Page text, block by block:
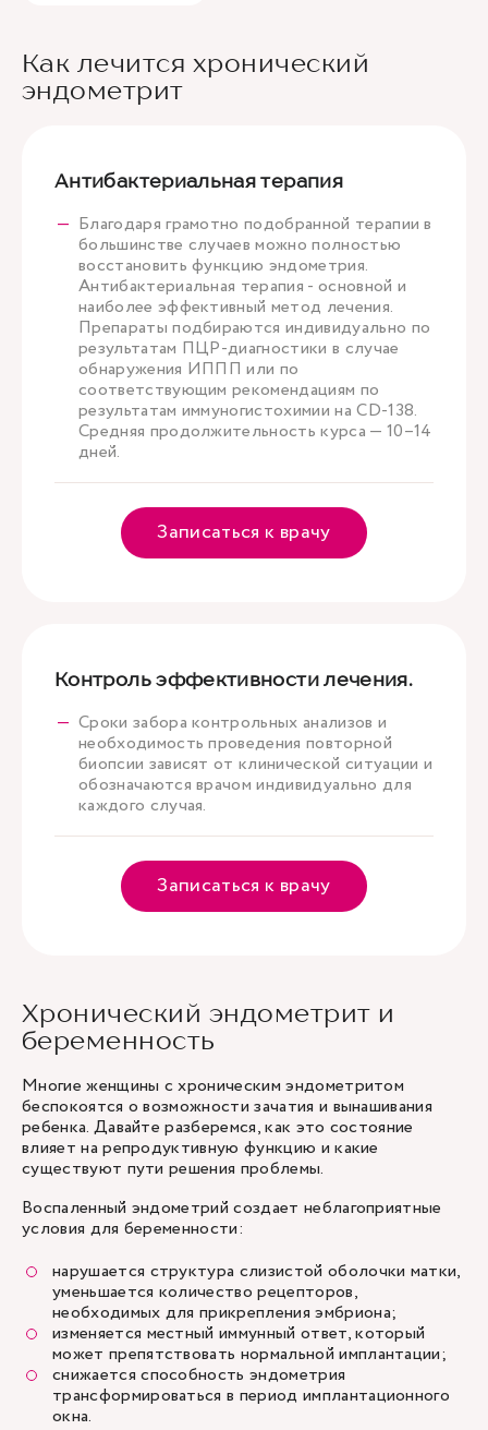
Как лечится хронический
эндометрит
Антибактериальная терапия
Благодаря грамотно подобранной терапии в
большинстве случаев можно полностью
восстановить функцию эндометрия.
Антибактериальная терапия - основной и
наиболее эффективный метод лечения.
Препараты подбираются индивидуально по
результатам ПЦР-диагностики в случае
обнаружения ИППП или по
соответствующим рекомендациям по
результатам иммуногистохимии на CD-138.
Средняя продолжительность курса — 10–14
дней.
Записаться к врачу
Контроль эффективности лечения.
Сроки забора контрольных анализов и
необходимость проведения повторной
биопсии зависят от клинической ситуации и
обозначаются врачом индивидуально для
каждого случая.
Записаться к врачу
Хронический эндометрит и
беременность
Многие женщины с хроническим эндометритом
беспокоятся о возможности зачатия и вынашивания
ребенка. Давайте разберемся, как это состояние
влияет на репродуктивную функцию и какие
существуют пути решения проблемы.
Воспаленный эндометрий создает неблагоприятные
условия для беременности:
нарушается структура слизистой оболочки матки,
уменьшается количество рецепторов,
необходимых для прикрепления эмбриона;
изменяется местный иммунный ответ, который
может препятствовать нормальной имплантации;
снижается способность эндометрия
трансформироваться в период имплантационного
окна.